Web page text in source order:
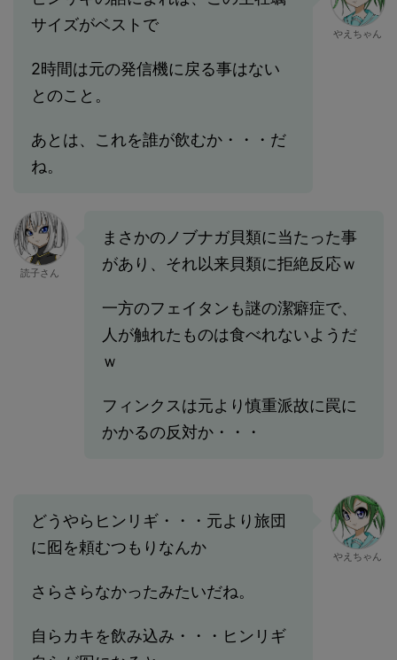
サイズがベストで
2時間は元の発信機に戻る事はない
とのこと。
あとは、これを誰が飲むか・・・だ
ね。
やえちゃん
読子さん
まさかのノブナガ貝類に当たった事
があり、それ以来貝類に拒絶反応ｗ
一方のフェイタンも謎の潔癖症で、
人が触れたものは食べれないようだ
ｗ
フィンクスは元より慎重派故に罠に
かかるの反対か・・・
どうやらヒンリギ・・・元より旅団
に囮を頼むつもりなんか
さらさらなかったみたいだね。
自らカキを飲み込み・・・ヒンリギ
やえちゃん